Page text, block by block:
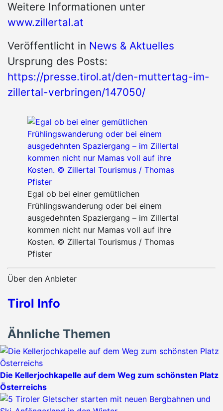
Weitere Informationen unter
www.zillertal.at
Veröffentlicht in News & Aktuelles
Ursprung des Posts:
https://presse.tirol.at/den-muttertag-im-
zillertal-verbringen/147050/
Egal ob bei einer gemütlichen
Frühlingswanderung oder bei einem
ausgedehnten Spaziergang – im Zillertal
kommen nicht nur Mamas voll auf ihre
Kosten. © Zillertal Tourismus / Thomas
Pfister
Über den Anbieter
Tirol Info
Ähnliche Themen
Die Kellerjochkapelle auf dem Weg zum schönsten Platz
Österreichs